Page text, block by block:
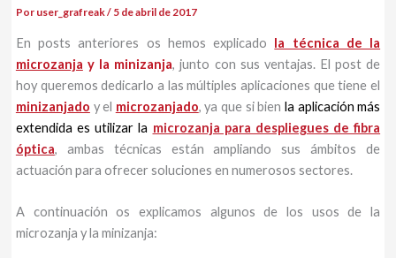
Por user_grafreak/ 5 de abril de 2017
En posts anteriores os hemos explicado la técnica de la
microzanja y la minizanja, junto con sus ventajas. El post de
hoy queremos dedicarlo a las múltiples aplicaciones que tiene el
minizanjado y el microzanjado, ya que si bien la aplicación más
extendida es utilizar la microzanja para despliegues de fibra
óptica, ambas técnicas están ampliando sus ámbitos de
actuación para ofrecer soluciones en numerosos sectores.
A continuación os explicamos algunos de los usos de la
microzanja y la minizanja: